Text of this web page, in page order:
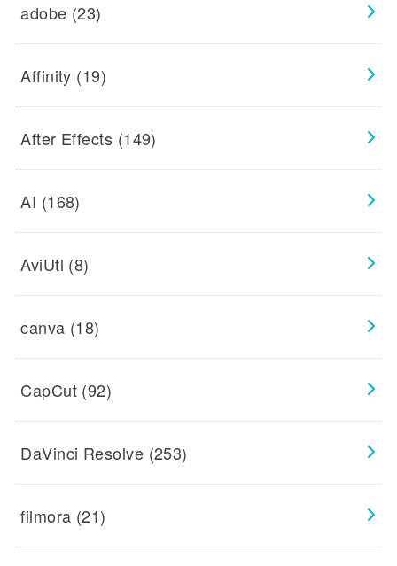
adobe (23)
Affinity (19)
After Effects (149)
AI (168)
AviUtl (8)
canva (18)
CapCut (92)
DaVinci Resolve (253)
filmora (21)